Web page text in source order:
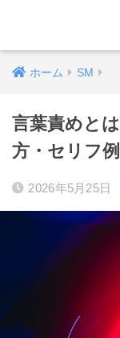
ホーム SM
言葉責めと
方・セリフ
2026年5月25日